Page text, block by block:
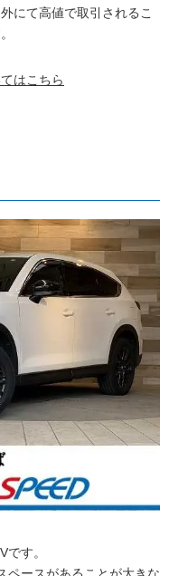
にて高値で取引されるこ
はこちら
す。